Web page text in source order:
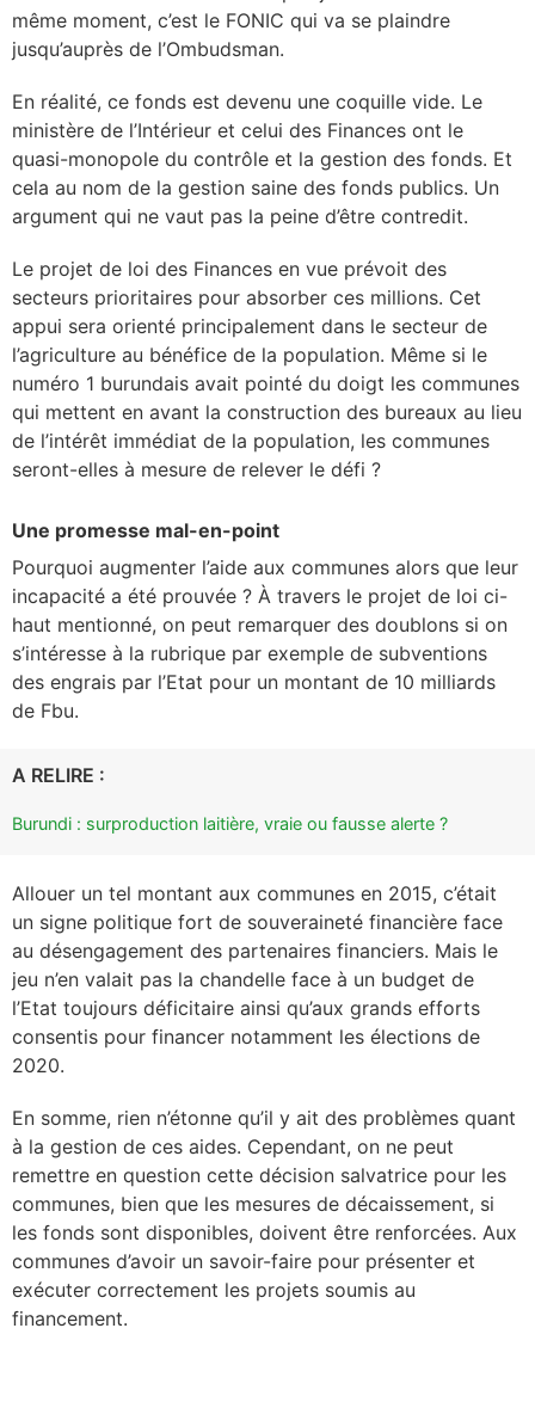
même moment, c’est le FONIC qui va se plaindre
jusqu’auprès de l’Ombudsman.
En réalité, ce fonds est devenu une coquille vide. Le
ministère de l’Intérieur et celui des Finances ont le
quasi-monopole du contrôle et la gestion des fonds. Et
cela au nom de la gestion saine des fonds publics. Un
argument qui ne vaut pas la peine d’être contredit.
Le projet de loi des Finances en vue prévoit des
secteurs prioritaires pour absorber ces millions. Cet
appui sera orienté principalement dans le secteur de
l’agriculture au bénéfice de la population. Même si le
numéro 1 burundais avait pointé du doigt les communes
qui mettent en avant la construction des bureaux au lieu
de l’intérêt immédiat de la population, les communes
seront-elles à mesure de relever le défi ?
Une promesse mal-en-point
Pourquoi augmenter l’aide aux communes alors que leur
incapacité a été prouvée ? À travers le projet de loi ci-
haut mentionné, on peut remarquer des doublons si on
s’intéresse à la rubrique par exemple de subventions
des engrais par l’Etat pour un montant de 10 milliards
de Fbu.
A RELIRE :
Burundi : surproduction laitière, vraie ou fausse alerte ?
Allouer un tel montant aux communes en 2015, c’était
un signe politique fort de souveraineté financière face
au désengagement des partenaires financiers. Mais le
jeu n’en valait pas la chandelle face à un budget de
l’Etat toujours déficitaire ainsi qu’aux grands efforts
consentis pour financer notamment les élections de
2020.
En somme, rien n’étonne qu’il y ait des problèmes quant
à la gestion de ces aides. Cependant, on ne peut
remettre en question cette décision salvatrice pour les
communes, bien que les mesures de décaissement, si
les fonds sont disponibles, doivent être renforcées. Aux
communes d’avoir un savoir-faire pour présenter et
exécuter correctement les projets soumis au
financement.